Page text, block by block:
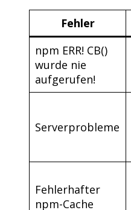
Fehler
npm ERR! CB()
wurde nie
aufgerufen!
Serverprobleme
Fehlerhafter
npm-Cache